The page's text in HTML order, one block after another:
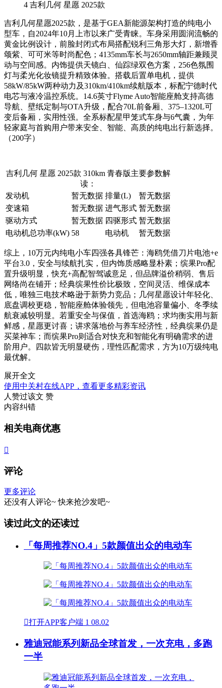
4 吉利几何 星愿 2025款
吉利几何星愿2025款，是基于GEA新能源架构打造的纯电小
型车，自2024年10月上市以来广受青睐。车身采用圆润流畅的
黄金比例设计，前脸封闭式布局搭配锐利三角形大灯，新增香
颂紫、可可米等时尚配色；4135mm车长与2650mm轴距兼顾灵
动与空间感。内饰提供天镜白、仙踪绿双色方案，256色氛围
灯与柔光化妆镜提升精致体验。搭载后置单电机，提供
58kW/85kW两种动力及310km/410km续航版本，标配宁德时代
电芯与液冷温控系统。14.6英寸Flyme Auto智能座舱支持高德
导航、壁纸定制与OTA升级，配合70L前备厢、375–1320L可
变后备厢，实用性强。全系标配星甲笼式车身与6气囊，为年
轻家庭与首购用户带来安全、智能、高质的纯电出行新选择。
（200字）
吉利几何 星愿 2025款 310km 青春版主要参数解
读：
发动机
暂无数据 排量(L)
暂无数据
变速箱
暂无数据 进气形式 暂无数据
驱动方式
暂无数据 四驱形式 暂无数据
电动机总功率(kW) 58 电动机 暂无数据
综上，10万元内纯电小车四强各具锋芒：海鸥凭借刀片电池+e
平台3.0，安全与续航扎实，但内饰质感略显朴素；缤果Pro配
置升级明显，快充+高配智驾诚意足，但品牌溢价稍弱、售后
网络尚在铺开；经典缤果性价比极致，空间灵活、维保成本
低，唯独三电技术略逊于新势力竞品；几何星愿设计年轻化、
底盘调校更稳，智能座舱体验领先，但电池容量偏小、冬季续
航衰减较明显。若重安全与保值，首选海鸥；求均衡实用与新
鲜感，星愿更讨喜；讲求落地价与养车经济性，经典缤果仍是
买菜神车；而缤果Pro则适合对快充和智能化有明确需求的进
阶用户。四款皆无明显硬伤，理性匹配需求，方为10万级纯电
最优解。
展开全文
使用中关村在线APP，查看更多精彩资讯
人赞过该文 赞
内容纠错
相关电商优惠

评论
更多评论
还没有人评论~ 快来抢沙发吧~
读过此文的还读过
「每周推荐NO.4」5款颜值出众的电动车
打开APP客户端 1 08.02
雅迪冠能系列新品全球首发，一次充电，多跑
一半